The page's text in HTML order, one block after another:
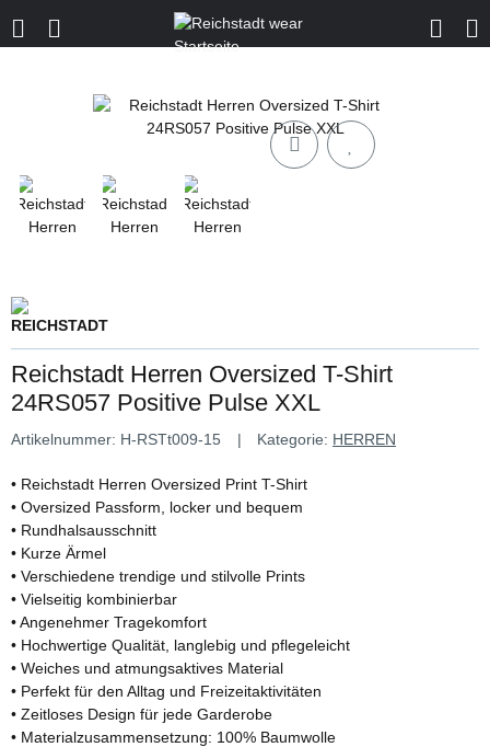
Reichstadt Herren Oversized T-Shirt
24RS057 Positive Pulse XXL
Artikelnummer: H-RSTt009-15 Kategorie: HERREN
• Reichstadt Herren Oversized Print T-Shirt
• Oversized Passform, locker und bequem
• Rundhalsausschnitt
• Kurze Ärmel
• Verschiedene trendige und stilvolle Prints
• Vielseitig kombinierbar
• Angenehmer Tragekomfort
• Hochwertige Qualität, langlebig und pflegeleicht
• Weiches und atmungsaktives Material
• Perfekt für den Alltag und Freizeitaktivitäten
• Zeitloses Design für jede Garderobe
• Materialzusammensetzung: 100% Baumwolle